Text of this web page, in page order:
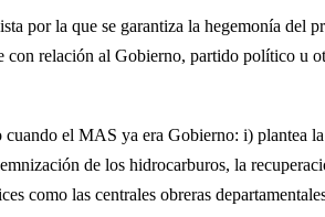
por la que se garantiza la hegemonía del
relación al Gobierno, partido político u
cuando el MAS ya era Gobierno: i) plantea la
de los hidrocarburos, la
como las centrales obreras